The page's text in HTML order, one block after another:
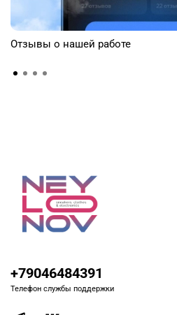
Отзывы о нашей работе
+79046484391
Телефон службы поддержки